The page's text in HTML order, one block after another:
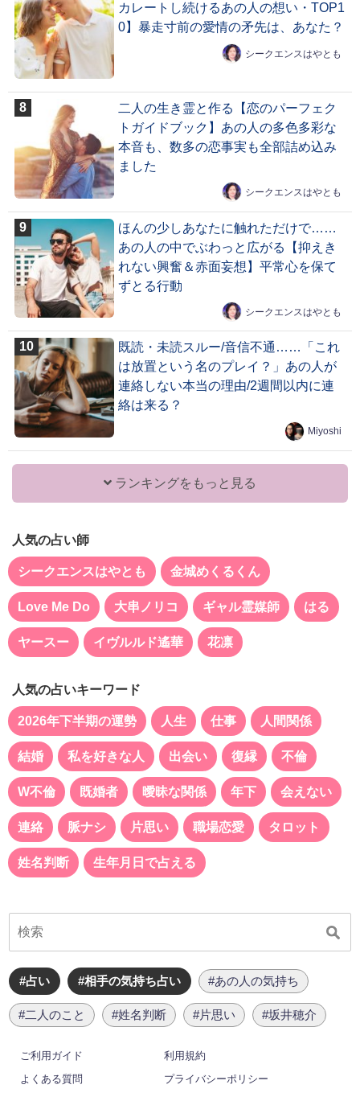
カレートし続けるあの人の想い・TOP1
0】暴走寸前の愛情の矛先は、あなた？
シークエンスはやとも
二人の生き霊と作る【恋のパーフェク
トガイドブック】あの人の多色多彩な
本音も、数多の恋事実も全部詰め込み
ました
シークエンスはやとも
ほんの少しあなたに触れただけで……
あの人の中でぶわっと広がる【抑えき
れない興奮＆赤面妄想】平常心を保て
ずとる行動
シークエンスはやとも
既読・未読スルー/音信不通……「これ
は放置という名のプレイ？」あの人が
連絡しない本当の理由/2週間以内に連
絡は来る？
Miyoshi
ランキングをもっと見る
人気の占い師
シークエンスはやとも 金城めくるくん
Love Me Do 大串ノリコ ギャル霊媒師 はる
ヤースー イヴルルド遙華 花凛
人気の占いキーワード
2026年下半期の運勢 人生 仕事 人間関係
結婚 私を好きな人 出会い 復縁 不倫
W不倫 既婚者 曖昧な関係 年下 会えない
連絡 脈ナシ 片思い 職場恋愛 タロット
姓名判断 生年月日で占える
#占い #相手の気持ち占い #あの人の気持ち
#二人のこと #姓名判断 #片思い #坂井穂介
ご利用ガイド
利用規約
よくある質問
プライバシーポリシー